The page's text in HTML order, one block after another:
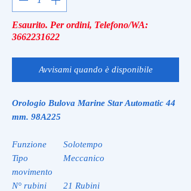
Esaurito. Per ordini, Telefono/WA:
3662231622
Avvisami quando è disponibile
Orologio Bulova Marine Star Automatic 44
mm. 98A225
Funzione
Solotempo
Tipo
movimento
Meccanico
N° rubini
21 Rubini